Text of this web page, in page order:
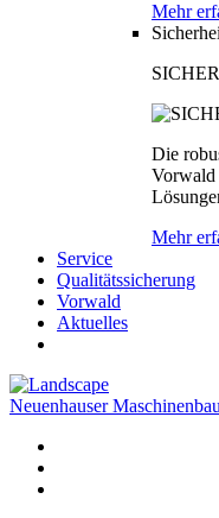
Mehr
Die
Vorwald
Mehr
Service
Qualitätssicherung
Vorwald
Aktuelles
Neuenhauser Maschinenbau